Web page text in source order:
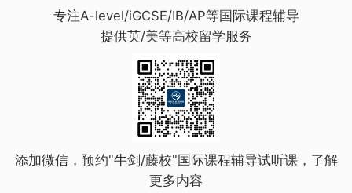
专注A-level/iGCSE/IB/AP等国际课程辅导
提供英/美等高校留学服务
添加微信，预约"牛剑/藤校"国际课程辅导试听课，了解
更多内容